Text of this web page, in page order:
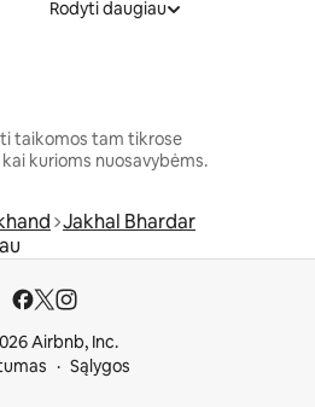
Rodyti daugiau
taikomos tam tikrose
kurioms nuosavybėms.
Jakhal Bhardar
Airbnb, Inc.
Sąlygos